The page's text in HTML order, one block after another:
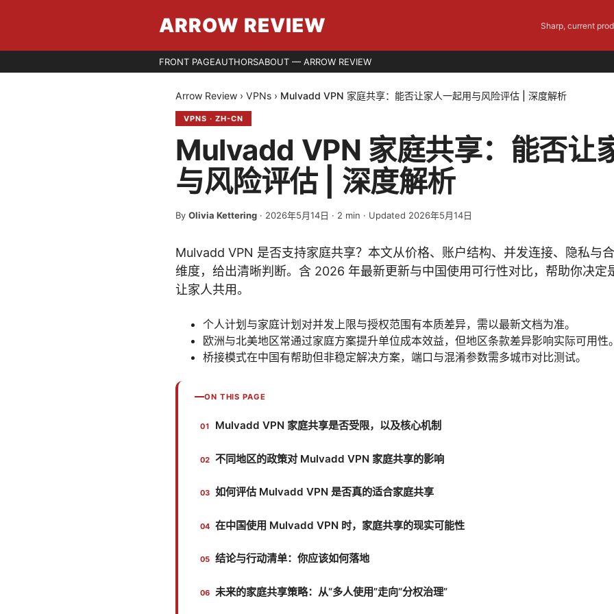
ARROW REVIEW Sharp, current
FRONT PAGEAUTHORSABOUT — ARROW REVIEW
Arrow Review › VPNs › Mulvadd VPN 家庭共享：能否让家人一起用与风险评估 | 深度解析
VPNS · ZH-CN
Mulvadd VPN 家庭共享：能否让
与风险评估 | 深度解析
By Olivia Kettering · 2026年5月14日 · 2 min · Updated 2026年5月14日
Mulvadd VPN 是否支持家庭共享？本文从价格、账户结构、并发连接、隐私与
维度，给出清晰判断。含 2026 年最新更新与中国使用可行性对比，帮助你决定
让家人共用。
个人计划与家庭计划对并发上限与授权范围有本质差异，需以最新文档为准。
欧洲与北美地区常通过家庭方案提升单位成本效益，但地区条款差异影响实际可用性
桥接模式在中国有帮助但非稳定解决方案，端口与混淆参数需多城市对比测试。
ON THIS PAGE
Mulvadd VPN 家庭共享是否受限，以及核心机制
不同地区的政策对 Mulvadd VPN 家庭共享的影响
如何评估 Mulvadd VPN 是否真的适合家庭共享
在中国使用 Mulvadd VPN 时，家庭共享的现实可能性
结论与行动清单：你应该如何落地
未来的家庭共享策略：从“多人使用”走向“分权治理”